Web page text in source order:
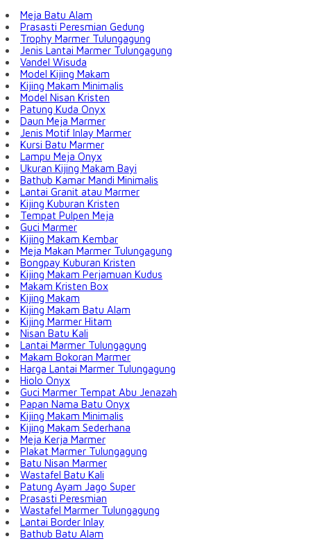
Meja Batu Alam
Prasasti Peresmian Gedung
Trophy Marmer Tulungagung
Jenis Lantai Marmer Tulungagung
Vandel Wisuda
Model Kijing Makam
Kijing Makam Minimalis
Model Nisan Kristen
Patung Kuda Onyx
Daun Meja Marmer
Jenis Motif Inlay Marmer
Kursi Batu Marmer
Lampu Meja Onyx
Ukuran Kijing Makam Bayi
Bathub Kamar Mandi Minimalis
Lantai Granit atau Marmer
Kijing Kuburan Kristen
Tempat Pulpen Meja
Guci Marmer
Kijing Makam Kembar
Meja Makan Marmer Tulungagung
Bongpay Kuburan Kristen
Kijing Makam Perjamuan Kudus
Makam Kristen Box
Kijing Makam
Kijing Makam Batu Alam
Kijing Marmer Hitam
Nisan Batu Kali
Lantai Marmer Tulungagung
Makam Bokoran Marmer
Harga Lantai Marmer Tulungagung
Hiolo Onyx
Guci Marmer Tempat Abu Jenazah
Papan Nama Batu Onyx
Kijing Makam Minimalis
Kijing Makam Sederhana
Meja Kerja Marmer
Plakat Marmer Tulungagung
Batu Nisan Marmer
Wastafel Batu Kali
Patung Ayam Jago Super
Prasasti Peresmian
Wastafel Marmer Tulungagung
Lantai Border Inlay
Bathub Batu Alam